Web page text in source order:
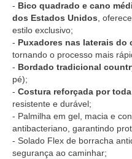
- Bico quadrado e cano
dos Estados Unidos ,
estilo exclusivo;
- Puxadores nas laterais do
tornando o processo mais
- Bordado tradicional
pé);
- Costura reforçada por
resistente e durável;
- Palmilha em gel, macia e
antibacteriano, garantindo
- Solado Flex de borracha
segurança ao caminhar;